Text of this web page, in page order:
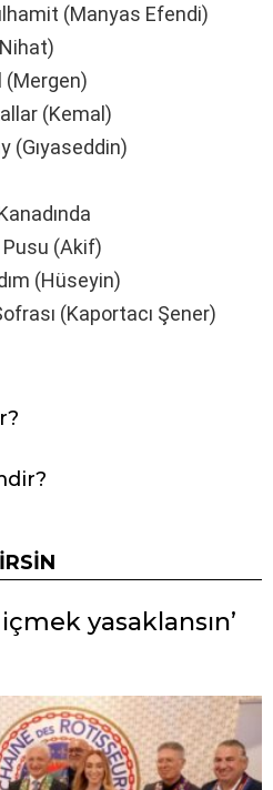
(Manyas Efendi)
(Mergen)
(Kemal)
(Gıyaseddin)
(Akif)
(Hüseyin)
(Kaportacı Şener)
yasaklansın’